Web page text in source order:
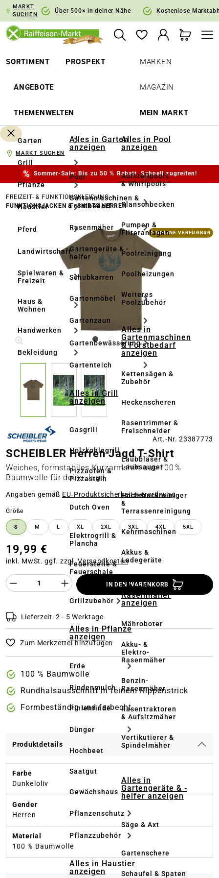
Zur Hauptnavigation springen
MARKT
SUCHEN
Über 500× in deiner Nähe Kostenlose
SORTIMENT PROSPEKT
ANGEBOTE
THEMENWELTEN
MARKEN
MAGAZIN
MEIN MARKT
Garten
Grill
Pflanze
Haustier
Pferd
Landwirtschaft
Spielwaren &
Freizeit
Haus &
Wohnen
Handwerken
Bekleidung
Alles in Garten
anzeigen
Pool
Gartenmaschinen &
Forstbedarf
Rasenmäher
Gartengeräte & -
helfer
Schubkarren
Gartenmöbel
Gartenzaun
Gartenbewässerung
Gartenteich
Alles in Grill
anzeigen
Gasgrill
Holzkohlegrill
Pizzaofen &
Pizzastein
Dutch Oven
Elektrogrill &
Plancha
Feuerstelle &
Feuerschale
Grillzubehör
Alles in Pflanze
anzeigen
Erde
Rindenmulch
Pinienrinde
Dünger
Hochbeet
Saatgut
Gewächshaus
Pflanzenschutz
Pflanzzubehör
Alles in Haustier
anzeigen
Alles in Pool
anzeigen
Aufstellpools
& Whirlpools
Planschbecken
Pumpen &
Filteranlagen
Poolreinigung
Poolheizungen
Weiteres
Poolzubehör
Alles in
Gartenmaschinen
& Forstbedarf
anzeigen
Kettensägen &
Zubehör
Heckenscheren
Rasentrimmer &
Freischneider
Laubbläser &
Laubsauger
Hochdruckreiniger
&
Terrassenreinigung
Kehrmaschinen
Akkus &
Ladegeräte
Alles in
Rasenmäher
anzeigen
Mähroboter
Akku- &
Elektro-
Rasenmäher
Benzin-
Rasenmäher
Rasentraktoren
& Aufsitzmäher
Vertikutierer &
Spindelmäher
Alles in
Gartengeräte & -
helfer anzeigen
Säge & Axt
Gartenschere
Schaufel & Spaten
MARKT SUCHEN
Sommer-Sale: Bis zu 50 % Rabatt. Schnell zugreifen!
FREIZEIT- & FUNKTIONSKLEIDUNG
FUNKTIONSJACKEN & -SHIRTS HERREN
Bildergalerie überspringen 2 ONLINE VERFÜGBAR
Art.-Nr. 23387773
SCHEIBLER Herren Jagd T-Shirt
Weiches, formstabiles Kurzarmshirt aus 100 %
Baumwolle für deine Jagd
Angaben gemäß EU‑Produktsicherheitsverordnung
Größe
S M L XL 2XL 3XL 4XL 5XL
19,99 €
inkl. MwSt. ggf. zzgl.Versandkosten
Produkt Anzahl des Produktes
IN DEN WARENKORB
Lieferzeit: 2 - 5 Werktage
Zum Merkzettel hinzufügen
100 % Baumwolle
Rundhalsausschnitt in feinem Rippenstrick
Formbeständig und farbecht
Produktdetails
Farbe
Dunkeloliv
Gender
Herren
Material
100 % Baumwolle